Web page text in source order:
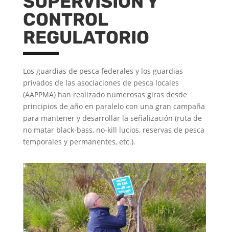
CONTROL
REGULATORIO
Los guardias de pesca federales y los guardias
privados de las asociaciones de pesca locales
(AAPPMA) han realizado numerosas giras desde
principios de año en paralelo con una gran campaña
para mantener y desarrollar la señalización (ruta de
no matar black-bass, no-kill lucios, reservas de pesca
temporales y permanentes, etc.).